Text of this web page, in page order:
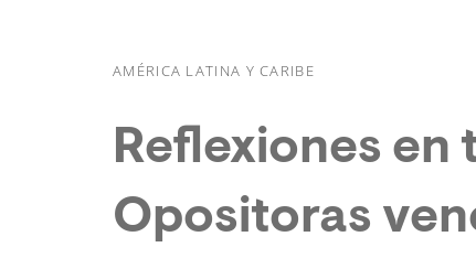
AMÉRICA LATINA Y CARIBE
Reflexiones en
Opositoras